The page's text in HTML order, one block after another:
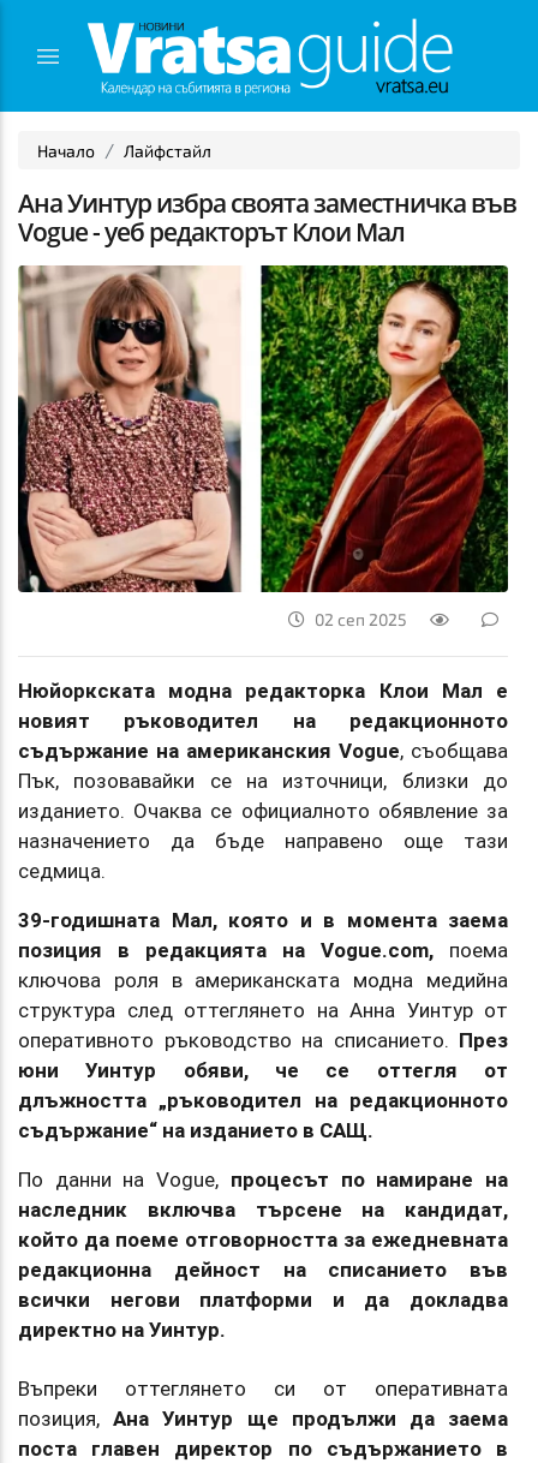
Начало Лайфстайл
Ана Уинтур избра своята заместничка във
Vogue - уеб редакторът Клои Мал
02 сеп 2025
Нюйоркската модна редакторка Клои Мал е
новият ръководител на редакционното
съдържание на американския Vogue, съобщава
Пък, позовавайки се на източници, близки до
изданието. Очаква се официалното обявление за
назначението да бъде направено още тази
седмица.
39-годишната Мал, която и в момента заема
позиция в редакцията на Vogue.com, поема
ключова роля в американската модна медийна
структура след оттеглянето на Анна Уинтур от
оперативното ръководство на списанието. През
юни Уинтур обяви, че се оттегля от
длъжността „ръководител на редакционното
съдържание“ на изданието в САЩ.
По данни на Vogue, процесът по намиране на
наследник включва търсене на кандидат,
който да поеме отговорността за ежедневната
редакционна дейност на списанието във
всички негови платформи и да докладва
директно на Уинтур.
Въпреки оттеглянето си от оперативната
позиция,Ана Уинтур ще продължи да заема
поста главен директор по съдържанието в